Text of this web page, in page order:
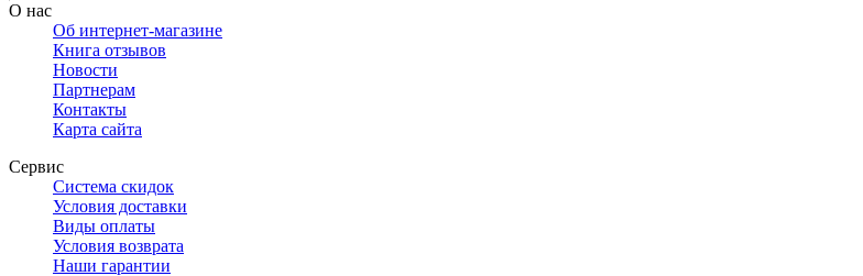
О нас
Об интернет-магазине
Книга отзывов
Новости
Партнерам
Контакты
Карта сайта
Сервис
Система скидок
Условия доставки
Виды оплаты
Условия возврата
Наши гарантии